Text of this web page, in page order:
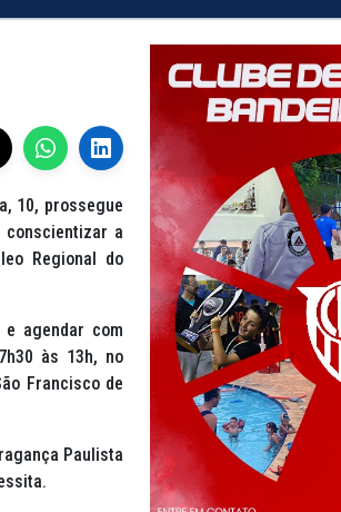
10, prossegue
a
Regional do
agendar com
às 13h, no
Francisco de
Paulista